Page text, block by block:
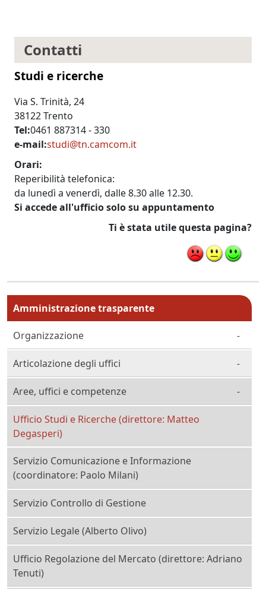
Contatti
Studi e ricerche
Via S. Trinità, 24
38122 Trento
Tel 0461 887314 - 330
e-mail studi@tn.camcom.it
Orari
Reperibilità telefonica:
da lunedì a venerdì, dalle 8.30 alle 12.30.
Si accede all'ufficio solo su appuntamento
Ti è stata utile questa pagina?
Menu principale MAIN
Amministrazione trasparente
Organizzazione
Articolazione degli uffici
Aree, uffici e competenze
Ufficio Studi e Ricerche (direttore: Matteo
Degasperi)
Servizio Comunicazione e Informazione
(coordinatore: Paolo Milani)
Servizio Controllo di Gestione
Servizio Legale (Alberto Olivo)
Ufficio Regolazione del Mercato (direttore: Adriano
Tenuti)